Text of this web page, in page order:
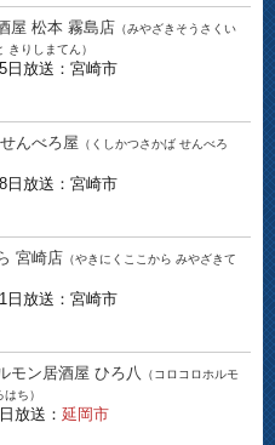
屋 松本 霧島店 （みやざきそうさくい
きりしまてん）
日放送：宮崎市
んべろ屋 （くしかつさかば せんべろ
日放送：宮崎市
宮崎店 （やきにくここから みやざきて
日放送：宮崎市
モン居酒屋 ひろ八 （コロコロホルモ
ち）
放送： 延岡市